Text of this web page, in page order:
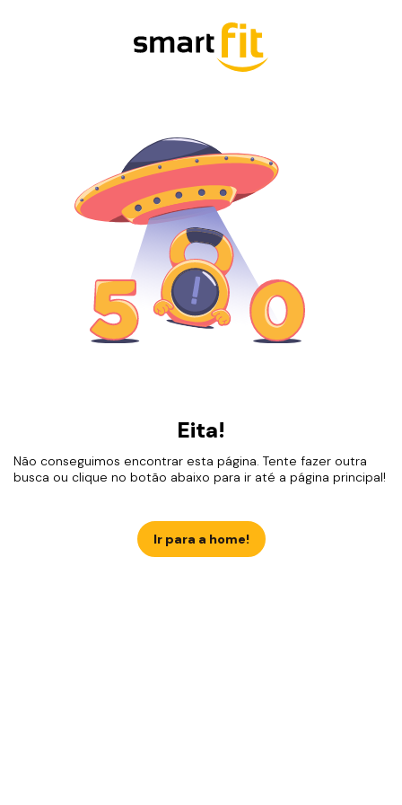
Eita!
Não conseguimos encontrar esta página. Tente fazer outra
busca ou clique no botão abaixo para ir até a página principal!
Ir para a home!